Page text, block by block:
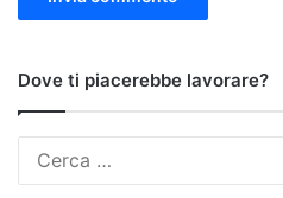
Dove ti piacerebbe lavorare?